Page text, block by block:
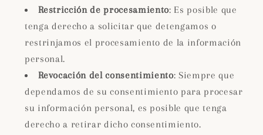
Restricción de procesamiento: Es posible que
tenga derecho a solicitar que detengamos o
restrinjamos el procesamiento de la información
personal.
Revocación del consentimiento: Siempre que
dependamos de su consentimiento para procesar
su información personal, es posible que tenga
derecho a retirar dicho consentimiento.